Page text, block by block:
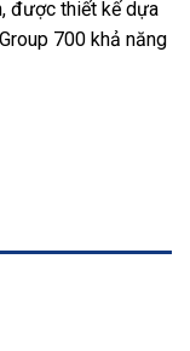
được thiết kế dựa
700 khả năng